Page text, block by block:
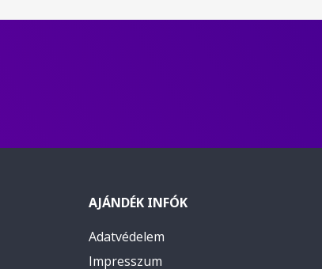
AJÁNDÉK INFÓK
Adatvédelem
Impresszum